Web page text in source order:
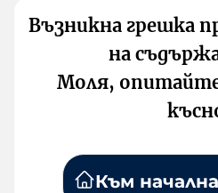
Възникна грешка
на
Моля,
Към